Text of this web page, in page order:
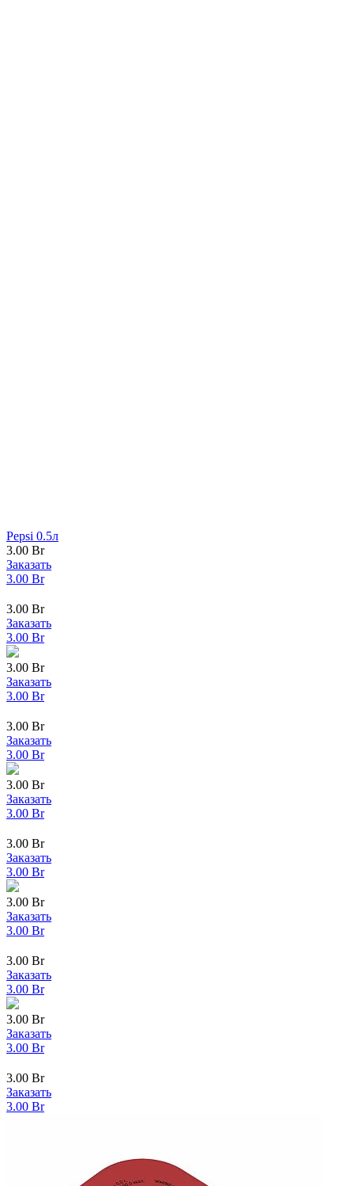
Pepsi 0.5л
3.00 Br
Заказать
3.00 Br
3.00 Br
Заказать
3.00 Br
3.00 Br
Заказать
3.00 Br
3.00 Br
Заказать
3.00 Br
3.00 Br
Заказать
3.00 Br
3.00 Br
Заказать
3.00 Br
3.00 Br
Заказать
3.00 Br
3.00 Br
Заказать
3.00 Br
3.00 Br
Заказать
3.00 Br
3.00 Br
Заказать
3.00 Br